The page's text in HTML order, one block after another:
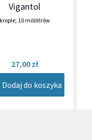
Vigantol
krople, 10 mililitrów
27,00 zł
Dodaj do koszyka